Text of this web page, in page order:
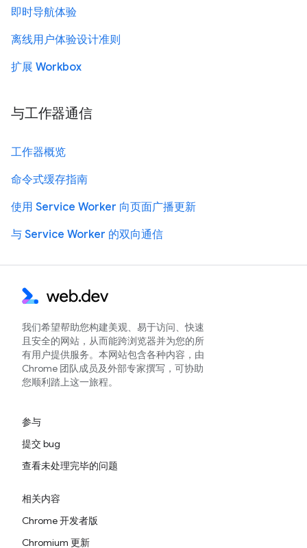
即时导航体验
离线用户体验设计准则
扩展 Workbox
与工作器通信
工作器概览
命令式缓存指南
使用 Service Worker 向页面广播更新
与 Service Worker 的双向通信
我们希望帮助您构建美观、易于访问、快速
且安全的网站，从而能跨浏览器并为您的所
有用户提供服务。本网站包含各种内容，由
Chrome 团队成员及外部专家撰写，可协助
您顺利踏上这一旅程。
参与
提交 bug
查看未处理完毕的问题
相关内容
Chrome 开发者版
Chromium 更新